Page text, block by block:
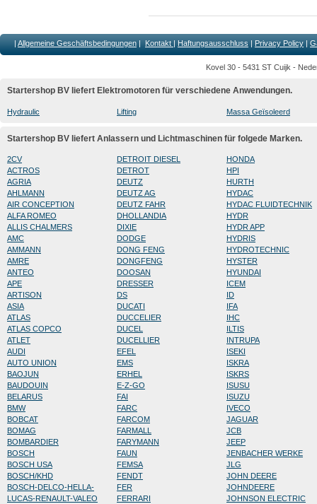
| Allgemeine Geschäftsbedingungen | Kontakt | Haftungsausschluss | Privacy Policy |
Kovel 30 - 5431 ST Cuijk -
Startershop BV liefert Elektromotoren für verschiedene Anwendungen.
Hydraulic Lifting Massa Geïsoleerd
Startershop BV liefert Anlassern und Lichtmaschinen für folgede Marken.
2CV
ACTROS
AGRIA
AHLMANN
AIR CONCEPTION
ALFA ROMEO
ALLIS CHALMERS
AMC
AMMANN
AMRE
ANTEO
APE
ARTISON
ASIA
ATLAS
ATLAS COPCO
ATLET
AUDI
AUTO UNION
BAOJUN
BAUDOUIN
BELARUS
BMW
BOBCAT
BOMAG
BOMBARDIER
BOSCH
BOSCH USA
BOSCH/KHD
BOSCH-DELCO-HELLA-
LUCAS-RENAULT-VALEO
DETROIT DIESEL
DETROT
DEUTZ
DEUTZ AG
DEUTZ FAHR
DHOLLANDIA
DIXIE
DODGE
DONG FENG
DONGFENG
DOOSAN
DRESSER
DS
DUCATI
DUCCELIER
DUCEL
DUCELLIER
EFEL
EMS
ERHEL
E-Z-GO
FAI
FARC
FARCOM
FARMALL
FARYMANN
FAUN
FEMSA
FENDT
FER
FERRARI
HONDA
HPI
HURTH
HYDAC
HYDAC FLUIDTECHNIK
HYDR
HYDR APP
HYDRIS
HYDROTECHNIC
HYSTER
HYUNDAI
ICEM
ID
IFA
IHC
ILTIS
INTRUPA
ISEKI
ISKRA
ISKRS
ISUSU
ISUZU
IVECO
JAGUAR
JCB
JEEP
JENBACHER WERKE
JLG
JOHN DEERE
JOHNDEERE
JOHNSON ELECTRIC